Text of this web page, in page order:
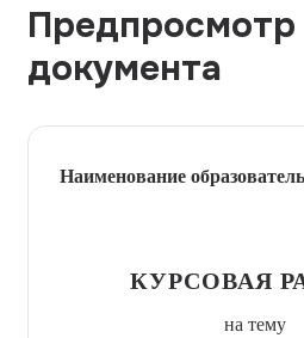
Предпросмотр
документа
Наименование
КУРСОВАЯ
на тему